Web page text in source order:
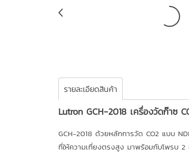
รายละเอียดสินค้า
Lutron GCH-2018 เครื่องวัดก๊าซ
GCH-2018 ด้วยหลักการวัด CO2 แบบ
ที่ให้ความเที่ยงตรงสูง มาพร้อมกับโพรบ